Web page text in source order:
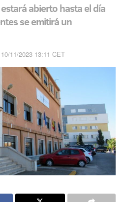
abierto hasta el día
se emitirá un
10/11/2023 13:11 CET